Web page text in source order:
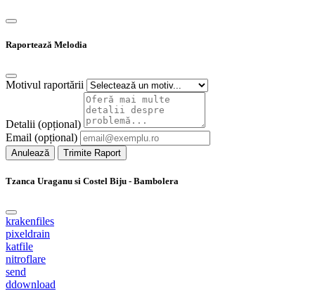
Raportează Melodia
Motivul raportării
Detalii (opțional)
Email (opțional)
Anulează Trimite Raport
Tzanca Uraganu si Costel Biju - Bambolera
krakenfiles
pixeldrain
katfile
nitroflare
send
ddownload